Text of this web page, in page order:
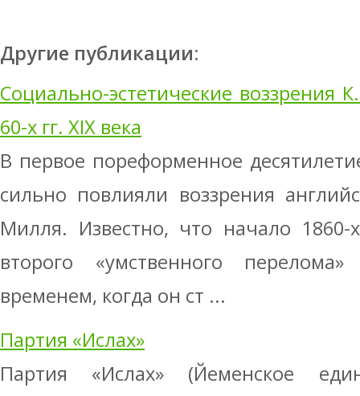
Другие публикации:
Социально-эстетические воззрения
60-х гг. ХIХ века
В первое пореформенное
сильно повлияли воззрения
Милля. Известно, что начало
второго «умственного
временем, когда он ст ...
Партия «Ислах»
Партия «Ислах» (Йеменское